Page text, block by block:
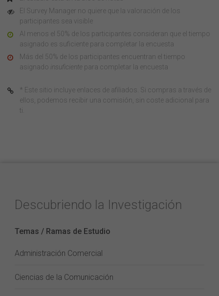
El Survey Manager no quiere que la valoración de los
participantes sea visible
Al menos el 50% de los participantes consideran que el tiempo
asignado es suficiente para completar la encuesta
Más del 50% de los participantes encuentran el tiempo
asignado insuficiente para completar la encuesta
* Este sitio incluye enlaces de afiliados. Si compras a través de
ellos, podemos recibir una comisión, sin coste adicional para
ti.
Descubriendo la Investigación
Temas / Ramas de Estudio
Administración Comercial
Ciencias de la Comunicación